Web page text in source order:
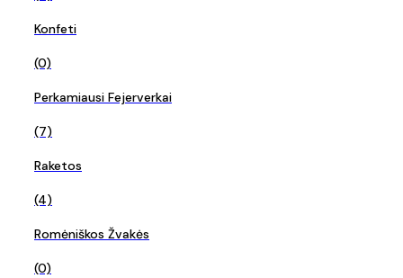
Konfeti
(0)
Perkamiausi Fejerverkai
(7)
Raketos
(4)
Romėniškos Žvakės
(0)